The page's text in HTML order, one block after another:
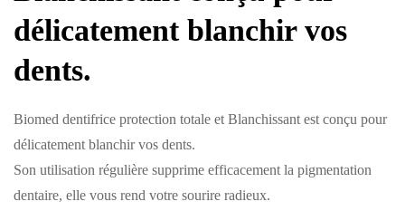
délicatement blanchir vos
dents.
Biomed dentifrice protection totale et Blanchissant est conçu pour
délicatement blanchir vos dents.
Son utilisation régulière supprime efficacement la pigmentation
dentaire, elle vous rend votre sourire radieux.